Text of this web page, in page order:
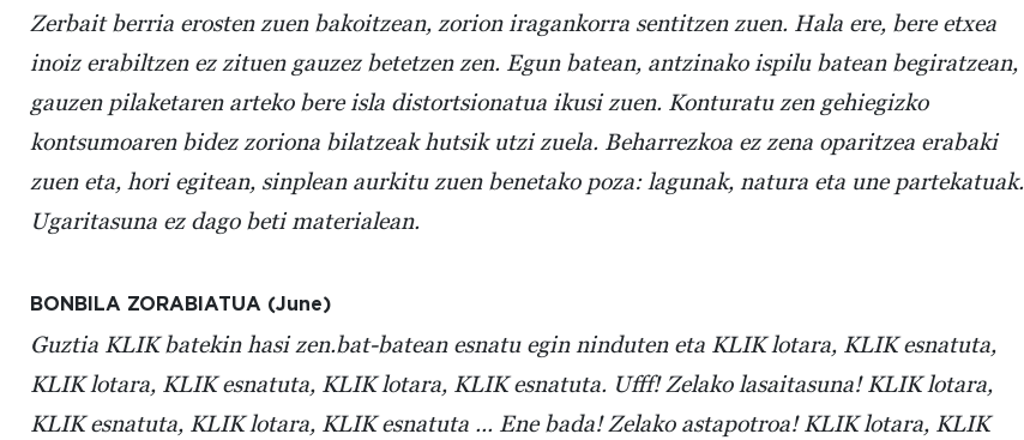
Zerbait berria erosten zuen bakoitzean, zorion iragankorra sentitzen zuen. Hala ere, bere etxea
inoiz erabiltzen ez zituen gauzez betetzen zen. Egun batean, antzinako ispilu batean begiratzean,
gauzen pilaketaren arteko bere isla distortsionatua ikusi zuen. Konturatu zen gehiegizko
kontsumoaren bidez zoriona bilatzeak hutsik utzi zuela. Beharrezkoa ez zena oparitzea erabaki
zuen eta, hori egitean, sinplean aurkitu zuen benetako poza: lagunak, natura eta une partekatuak.
Ugaritasuna ez dago beti materialean.
BONBILA ZORABIATUA (June)
Guztia KLIK batekin hasi zen.bat-batean esnatu egin ninduten eta KLIK lotara, KLIK esnatuta,
KLIK lotara, KLIK esnatuta, KLIK lotara, KLIK esnatuta. Ufff! Zelako lasaitasuna! KLIK lotara,
KLIK esnatuta, KLIK lotara, KLIK esnatuta ... Ene bada! Zelako astapotroa! KLIK lotara, KLIK